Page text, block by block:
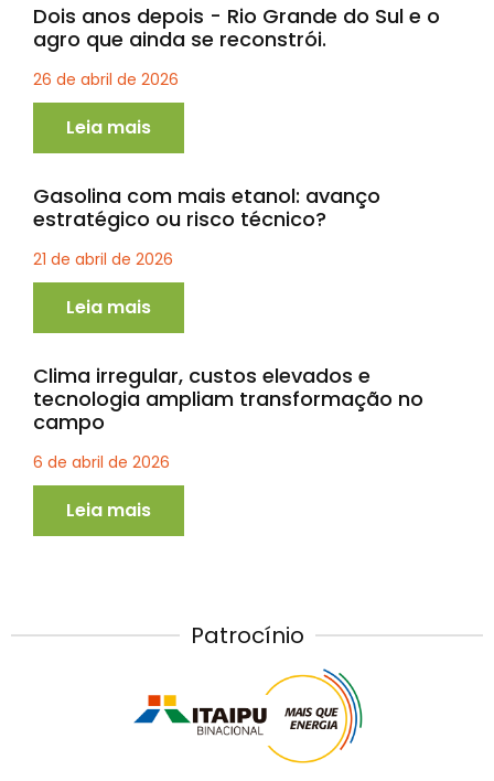
Dois anos depois - Rio Grande do Sul e o
agro que ainda se reconstrói.
26 de abril de 2026
Leia mais
Gasolina com mais etanol: avanço
estratégico ou risco técnico?
21 de abril de 2026
Leia mais
Clima irregular, custos elevados e
tecnologia ampliam transformação no
campo
6 de abril de 2026
Leia mais
Patrocínio